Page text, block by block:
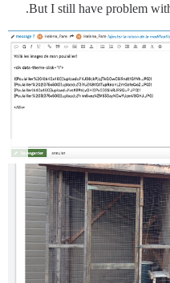
But I still have problem